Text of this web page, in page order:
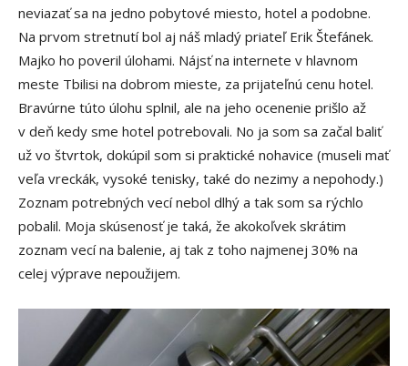
neviazať sa na jedno pobytové miesto, hotel a podobne.
Na prvom stretnutí bol aj náš mladý priateľ Erik Štefánek.
Majko ho poveril úlohami. Nájsť na internete v hlavnom
meste Tbilisi na dobrom mieste, za prijateľnú cenu hotel.
Bravúrne túto úlohu splnil, ale na jeho ocenenie prišlo až
v deň kedy sme hotel potrebovali. No ja som sa začal baliť
už vo štvrtok, dokúpil som si praktické nohavice (museli mať
veľa vreckák, vysoké tenisky, také do nezimy a nepohody.)
Zoznam potrebných vecí nebol dlhý a tak som sa rýchlo
pobalil. Moja skúsenosť je taká, že akokoľvek skrátim
zoznam vecí na balenie, aj tak z toho najmenej 30% na
celej výprave nepoužijem.